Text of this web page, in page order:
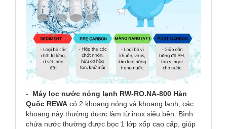
- Máy lọc nước nóng lạnh RW-RO.NA-800 Hàn
Quốc REWA có 2 khoang nóng và khoang lạnh, các
khoang này thường được làm từ inox siêu bền. Bình
chứa nước thường được bọc 1 lớp xốp cao cấp, giúp